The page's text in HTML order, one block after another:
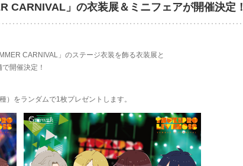
CARNIVAL」の衣装展＆ミニフェアが開催決定！
CARNIVAL」のステージ衣装を飾る衣装展と
開催決定！
）をランダムで1枚プレゼントします。